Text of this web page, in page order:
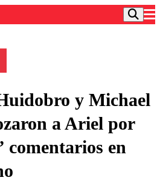
TV
y Michael
a Ariel por
comentarios en